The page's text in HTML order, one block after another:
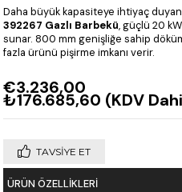
Daha büyük kapasiteye ihtiyaç
392267 Gazlı Barbekü, güçlü 20
sunar. 800 mm genişliğe sahip
fazla ürünü pişirme imkanı verir.
€3.236,00
₺176.685,60 (KDV
TAVSIYE ET
ÜRÜN ÖZELLIKLERI